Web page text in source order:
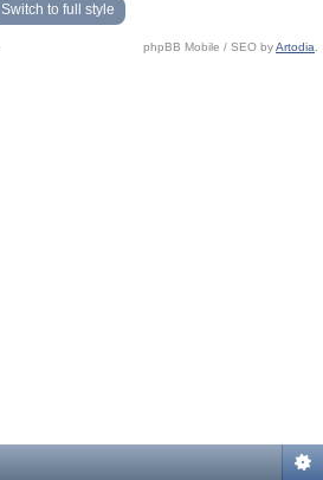
Switch to full style
phpBB Mobile / SEO byArtodia